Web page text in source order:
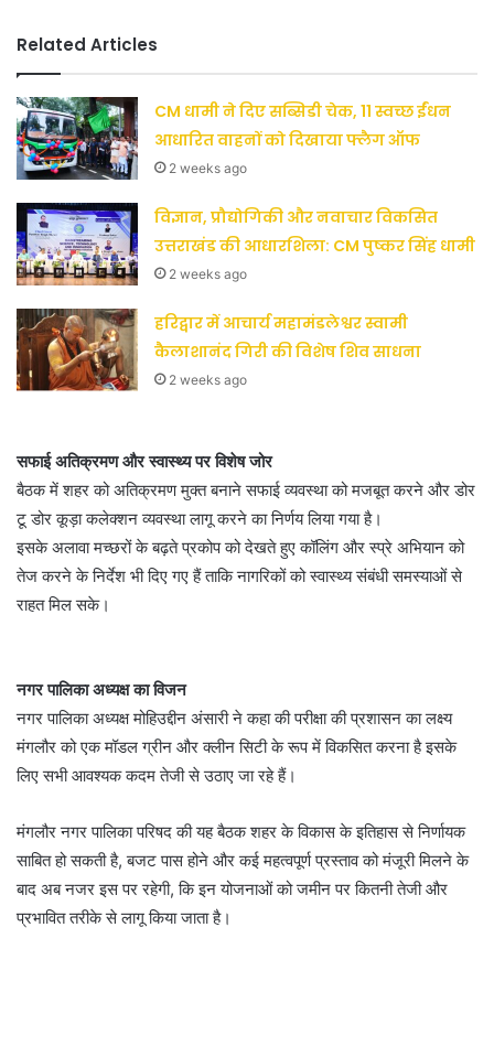
Related Articles
CM धामी ने दिए सब्सिडी चेक, 11 स्वच्छ ईंधन
आधारित वाहनों को दिखाया फ्लैग ऑफ
2 weeks ago
विज्ञान, प्रौद्योगिकी और नवाचार विकसित
उत्तराखंड की आधारशिला: CM पुष्कर सिंह धामी
2 weeks ago
हरिद्वार में आचार्य महामंडलेश्वर स्वामी
कैलाशानंद गिरी की विशेष शिव साधना
2 weeks ago
सफाई अतिक्रमण और स्वास्थ्य पर विशेष जोर
बैठक में शहर को अतिक्रमण मुक्त बनाने सफाई व्यवस्था को मजबूत करने और डोर
टू डोर कूड़ा कलेक्शन व्यवस्था लागू करने का निर्णय लिया गया है।
इसके अलावा मच्छरों के बढ़ते प्रकोप को देखते हुए कॉलिंग और स्प्रे अभियान को
तेज करने के निर्देश भी दिए गए हैं ताकि नागरिकों को स्वास्थ्य संबंधी समस्याओं से
राहत मिल सके।
नगर पालिका अध्यक्ष का विजन
नगर पालिका अध्यक्ष मोहिउद्दीन अंसारी ने कहा की परीक्षा की प्रशासन का लक्ष्य
मंगलौर को एक मॉडल ग्रीन और क्लीन सिटी के रूप में विकसित करना है इसके
लिए सभी आवश्यक कदम तेजी से उठाए जा रहे हैं।
मंगलौर नगर पालिका परिषद की यह बैठक शहर के विकास के इतिहास से निर्णायक
साबित हो सकती है, बजट पास होने और कई महत्वपूर्ण प्रस्ताव को मंजूरी मिलने के
बाद अब नजर इस पर रहेगी, कि इन योजनाओं को जमीन पर कितनी तेजी और
प्रभावित तरीके से लागू किया जाता है।